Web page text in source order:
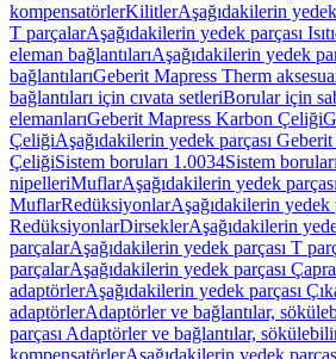
kompensatörlerKilitlerAşağıdakilerin
T parçalarAşağıdakilerin yedek parçası
eleman bağlantılarıAşağıdakilerin yedek
bağlantılarıGeberit Mapress Therm
bağlantıları için cıvata setleriBorular için
elemanlarıGeberit Mapress Karbon Çeliği
ÇeliğiAşağıdakilerin yedek parçası
ÇeliğiSistem boruları 1.0034Sistem
nipelleriMuflarAşağıdakilerin yedek parçası
MuflarRedüksiyonlarAşağıdakilerin yedek
RedüksiyonlarDirseklerAşağıdakilerin
parçalarAşağıdakilerin yedek parçası T
parçalarAşağıdakilerin yedek parçası
adaptörlerAşağıdakilerin yedek parçası
adaptörlerAdaptörler ve bağlantılar,
parçası Adaptörler ve bağlantılar,
kompensatörlerAşağıdakilerin yedek